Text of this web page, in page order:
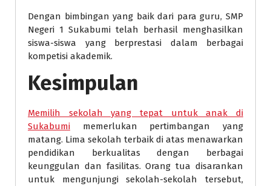
Dengan bimbingan yang baik dari para guru, SMP
Negeri 1 Sukabumi telah berhasil menghasilkan
siswa-siswa yang berprestasi dalam berbagai
kompetisi akademik.
Kesimpulan
Memilih sekolah yang tepat untuk anak di
Sukabumi memerlukan pertimbangan yang
matang. Lima sekolah terbaik di atas menawarkan
pendidikan berkualitas dengan berbagai
keunggulan dan fasilitas. Orang tua disarankan
untuk mengunjungi sekolah-sekolah tersebut,